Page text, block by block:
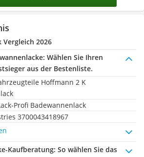
Vergleich 2026
Wählen Sie Ihren
aus der Bestenliste.
Hoffmann 2 K
Profi Badewannenlack
3700043418967
Kaufberatung: So wählen Sie das